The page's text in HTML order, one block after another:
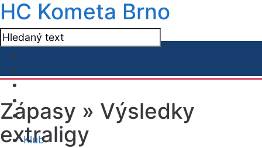
HC Kometa Brno
Klub
Zápasy » Výsledky
extraligy